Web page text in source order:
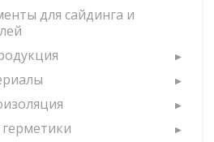
для сайдинга и